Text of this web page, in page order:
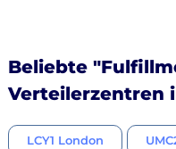
Beliebte
Verteilerzentren
LCY1 London